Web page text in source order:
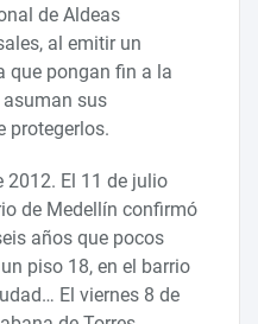
de Aldeas
al emitir un
que pongan fin a la
sus
protegerlos.
2012. El 11 de julio
de Medellín confirmó
años que pocos
piso 18, en el barrio
El viernes 8 de